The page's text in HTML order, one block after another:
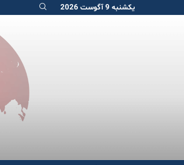
یکشنبه 9 آگوست 2026